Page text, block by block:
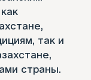
так и
страны.